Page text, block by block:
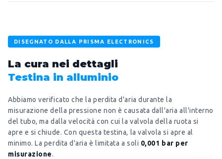
DISEGNATO DALLA PRISMA ELECTRONICS
La cura nei dettagli
Testina in alluminio
Abbiamo verificato che la perdita d'aria durante la
misurazione della pressione non è causata dall'aria all'interno
del tubo, ma dalla velocità con cui la valvola della ruota si
apre e si chiude. Con questa testina, la valvola si apre al
minimo. La perdita d'aria è limitata a soli 0,001 bar per
misurazione.